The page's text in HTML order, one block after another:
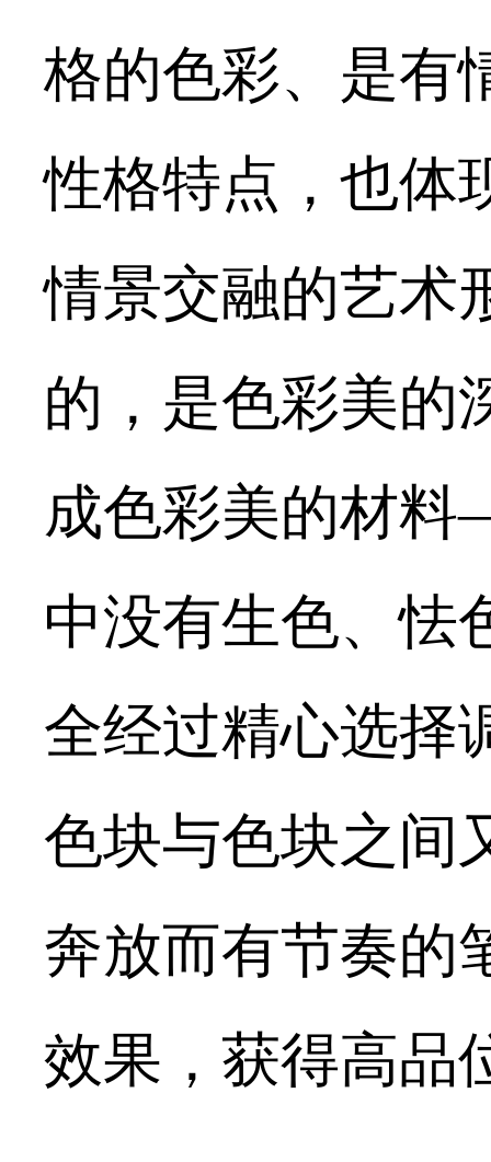
格的色彩、是有
性格特点，也体
情景交融的艺术
的，是色彩美的
成色彩美的材
中没有生色、怯
全经过精心选择
色块与色块之间
奔放而有节奏的
效果，获得高品